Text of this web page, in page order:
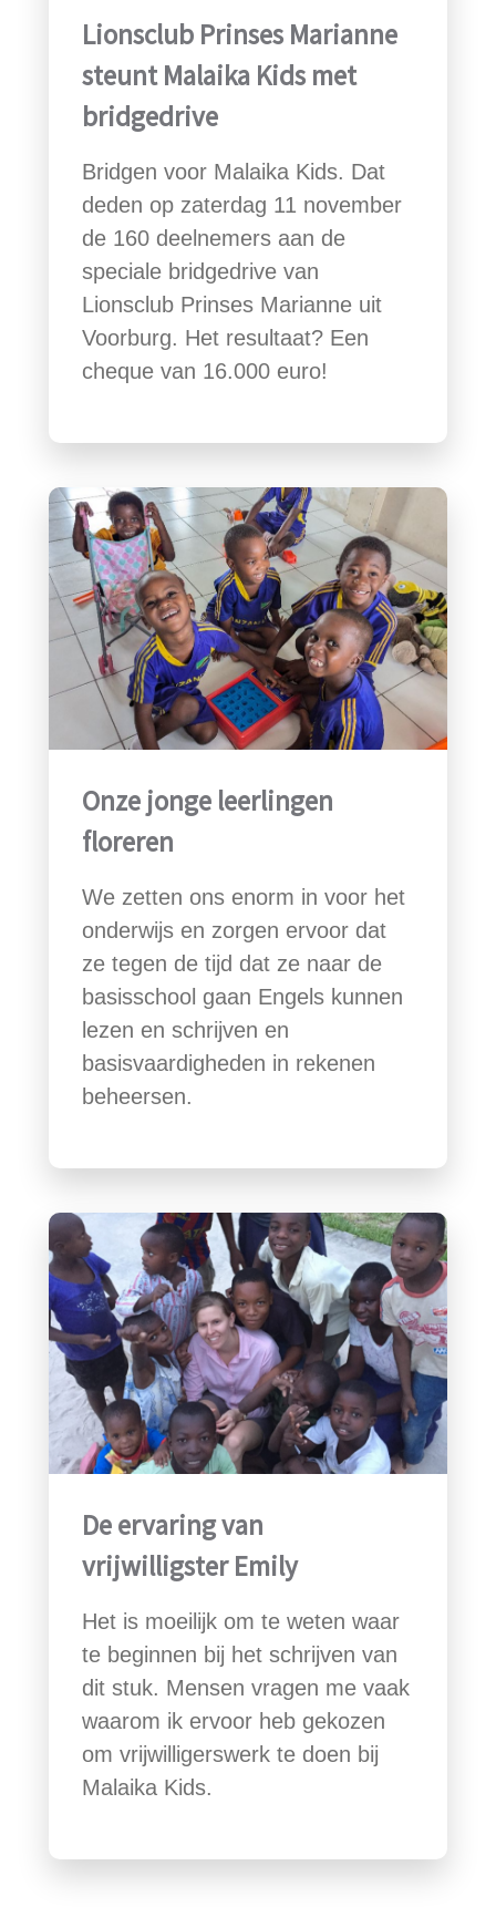
Lionsclub Prinses Marianne
steunt Malaika Kids met
bridgedrive
Bridgen voor Malaika Kids. Dat
deden op zaterdag 11 november
de 160 deelnemers aan de
speciale bridgedrive van
Lionsclub Prinses Marianne uit
Voorburg. Het resultaat? Een
cheque van 16.000 euro!
Onze jonge leerlingen
floreren
We zetten ons enorm in voor het
onderwijs en zorgen ervoor dat
ze tegen de tijd dat ze naar de
basisschool gaan Engels kunnen
lezen en schrijven en
basisvaardigheden in rekenen
beheersen.
De ervaring van
vrijwilligster Emily
Het is moeilijk om te weten waar
te beginnen bij het schrijven van
dit stuk. Mensen vragen me vaak
waarom ik ervoor heb gekozen
om vrijwilligerswerk te doen bij
Malaika Kids.